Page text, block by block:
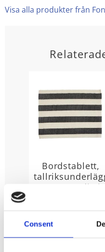
Consent
Visa alla produkter från
Bordstablett,
STIG, randig i
bäckebölja
Stl. 35X45 cm.
Bordstablett även